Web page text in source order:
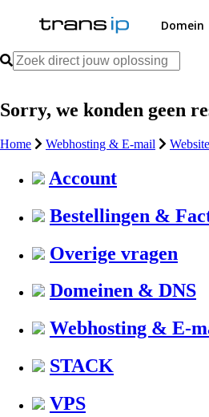
Domein
Sorry, we konden geen
Home Webhosting & E-mail Website
Account
Bestellingen &
Overige vragen
Domeinen & DNS
Webhosting & E-
STACK
VPS